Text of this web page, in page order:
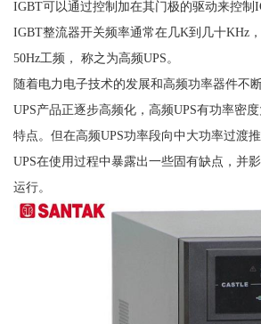
IGBT可以通过控制加在其门极的驱动来控制
IGBT整流器开关频率通常在几K到几十KHz
50Hz工频， 称之为高频UPS。
随着电力电子技术的发展和高频功率器件不
UPS产品正逐步高频化，高频UPS有功率密
特点。但在高频UPS功率段向中大功率过渡
UPS在使用过程中暴露出一些固有缺点，并
运行。